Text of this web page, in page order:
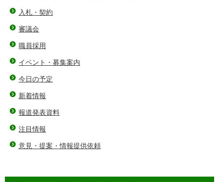
入札・契約
審議会
職員採用
イベント・募集案内
今日の予定
新着情報
報道発表資料
注目情報
意見・提案・情報提供依頼